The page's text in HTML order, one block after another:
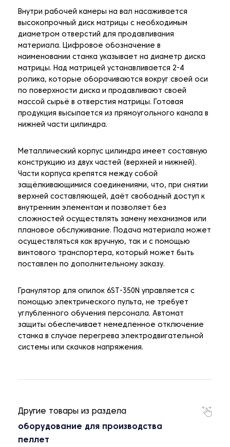
Внутри рабочей камеры на вал насаживается
высокопрочный диск матрицы с необходимым
диаметром отверстий для продавливания
материала. Цифровое обозначение в
наименовании станка указывает на диаметр диска
матрицы. Над матрицей устанавливается 2-4
ролика, которые оборачиваются вокруг своей оси
по поверхности диска и продавливают своей
массой сырьё в отверстия матрицы. Готовая
продукция высыпается из прямоугольного канала в
нижней части цилиндра.
Металлический корпус цилиндра имеет составную
конструкцию из двух частей (верхней и нижней).
Части корпуса крепятся между собой
защёлкивающимися соединениями, что, при снятии
верхней составляющей, даёт свободный доступ к
внутренним элементам и позволяет без
сложностей осуществлять замену механизмов или
плановое обслуживание. Подача материала может
осуществляться как вручную, так и с помощью
винтового транспортера, который может быть
поставлен по дополнительному заказу.
Гранулятор для опилок 6ST-350N управляется с
помощью электрического пульта, не требует
углубленного обучения персонала. Автомат
защиты обеспечивает немедленное отключение
станка в случае перегрева электродвигательной
системы или скачков напряжения.
Другие товары из раздела
оборудование для производства
пеллет